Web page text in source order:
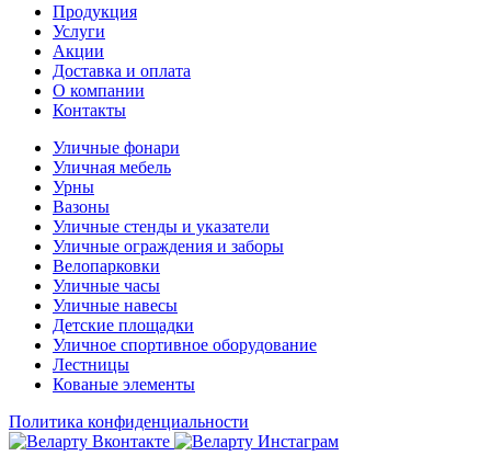
Продукция
Услуги
Акции
Доставка и оплата
О компании
Контакты
Уличные фонари
Уличная мебель
Урны
Вазоны
Уличные стенды и указатели
Уличные ограждения и заборы
Велопарковки
Уличные часы
Уличные навесы
Детские площадки
Уличное спортивное оборудование
Лестницы
Кованые элементы
Политика конфиденциальности